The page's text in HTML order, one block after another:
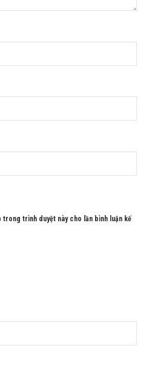
trình duyệt này cho lần bình luận kế